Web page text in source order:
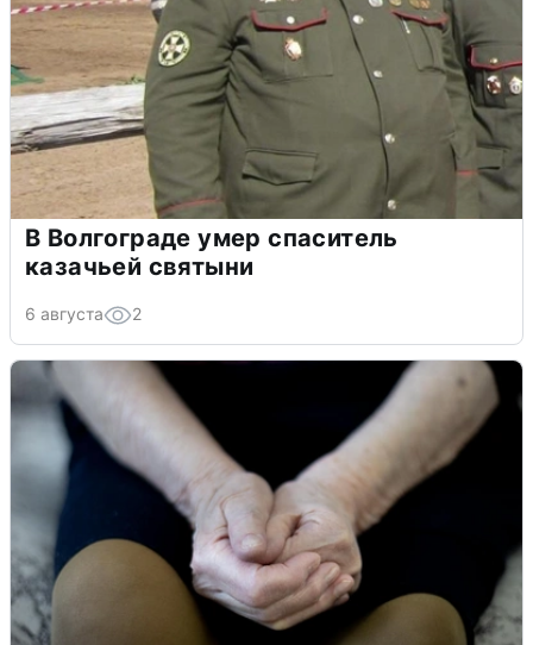
В Волгограде умер спаситель
казачьей святыни
6 августа 2